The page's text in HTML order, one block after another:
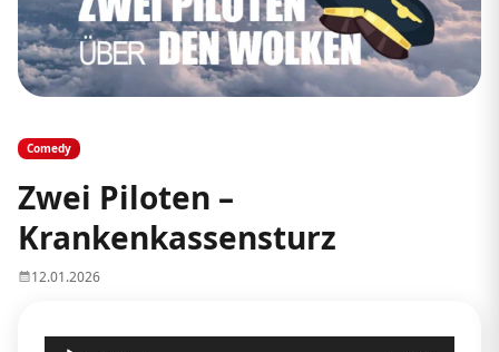
Comedy
Zwei Piloten –
Krankenkassensturz
12.01.2026